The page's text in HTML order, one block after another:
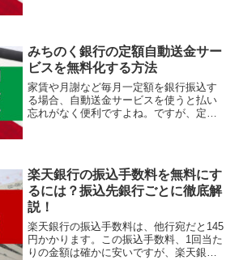
みちのく銀行の定額自動送金サー
ビスを無料化する方法
家賃や月謝など毎月一定額を銀行振込す
る場合、自動送金サービスを使うと払い
忘れがなく便利ですよね。ですが、定額
楽天銀行の振込手数料を無料にす
るには？振込先銀行ごとに徹底解
説！
楽天銀行の振込手数料は、他行宛だと145
円かかります。この振込手数料、1回当た
りの金額は確かに安いですが、楽天銀行